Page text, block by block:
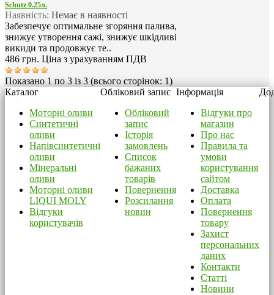
Schutz 0.25л.
Наявність: Немає в наявності
Забезпечує оптимальне згоряння палива,
знижує утворення сажі, знижує шкідливі
викиди та продовжує те..
486 грн. Ціна з урахуванням ПДВ
Показано 1 по 3 із 3 (всього сторінок: 1)
Каталог
Моторні оливи
Синтетичні
оливи
Напівсинтетичні
оливи
Мінеральні
оливи
Моторні оливи
LIQUI MOLY
Відгуки
користувачів
Обліковий запис
Обліковий
запис
Історія
замовлень
Список
бажаних
товарів
Повернення
Розсилання
новин
Інформація
Відгуки про
магазин
Про нас
Правила та
умови
користування
сайтом
Доставка
Оплата
Повернення
товару
Захист
персональних
даних
Контакти
Статті
Новини